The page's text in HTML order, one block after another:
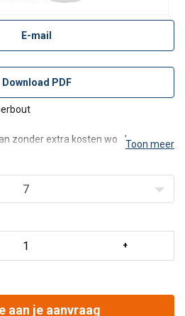
E-mail
Download PDF
zonder extra kosten worden
en alle sluitingen
een Lloyd's certificaat. Voor
Toon meer
7
aan je aanvraag